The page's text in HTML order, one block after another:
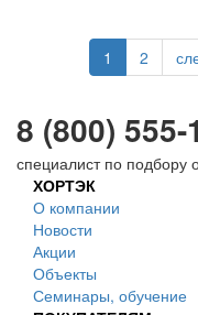
1 2
8 (800) 555-
специалист по подбору
ХОРТЭК
О компании
Новости
Акции
Объекты
Семинары, обучение